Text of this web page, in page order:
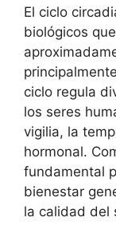
El ciclo
biológicos
ciclo regula
los seres
vigilia, la
hormonal.
fundamental
bienestar
la calidad del